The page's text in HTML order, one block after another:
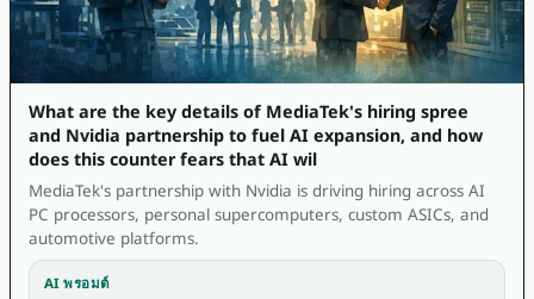
What are the key details of MediaTek's hiring spree
and Nvidia partnership to fuel AI expansion, and how
does this counter fears that AI wil
MediaTek's partnership with Nvidia is driving hiring across AI
PC processors, personal supercomputers, custom ASICs, and
automotive platforms.
AI พรอมต์